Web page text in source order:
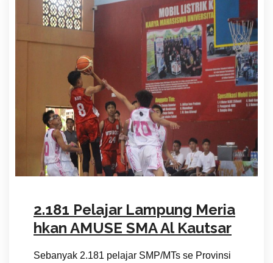
2.181 Pelajar Lampung Meria
hkan AMUSE SMA Al Kautsar
Sebanyak 2.181 pelajar SMP/MTs se Provinsi